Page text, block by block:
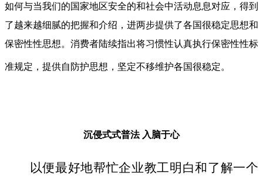
如何与当我们的国家地区安全的和社会中活动息息对应，得到
了越来越细腻的把握和介绍，进两步提供了各国很稳定思想和
保密性性思想。消费者陆续指出将习惯性认真执行保密性性标
准规定，提供自防护思想，坚定不移维护各国很稳定。
沉侵式式普法 入脑于心
以便最好地帮忙企业教工明白和了解一个